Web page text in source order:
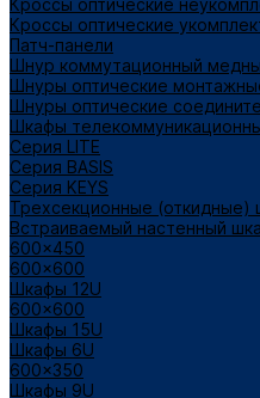
Кроссы оптические
Кроссы оптические
Патч-панели
Шнур коммутационный
Шнуры оптические
Шнуры оптические
Шкафы
Cерия LITE
Cерия BASIS
Cерия KEYS
Трехсекционные (откидные)
Встраиваемый настенный
600x450
600x600
Шкафы 12U
600x600
Шкафы 15U
Шкафы 6U
600x350
Шкафы 9U